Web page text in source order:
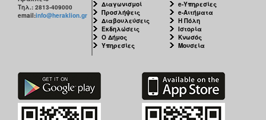
ΔΗΜΟΤΗΣ
ΗΡΑΚΛΕΙΟ
ΓΙΑ...
Τηλ.: 2813-409000
email:info@heraklion.gr
Διαγωνισμοί
Προσλήψεις
Διαβουλεύσεις
Εκδηλώσεις
Ο Δήμος
Υπηρεσίες
e-Υπηρεσίες
e-Αιτήματα
Η Πόλη
Ιστορία
Κνωσός
Μουσεία